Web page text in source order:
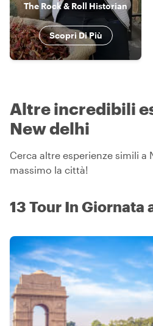
The Rock & Roll Historian
Scopri Di Più
Altre incredibili
New delhi
Cerca altre esperienze simili a
massimo la città!
13 Tour In Giornata